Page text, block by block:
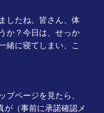
したね。皆さん、体
か？今日は、せっか
緒に寝てしまい、こ
プページを見たら、
が（事前に承諾確認メ